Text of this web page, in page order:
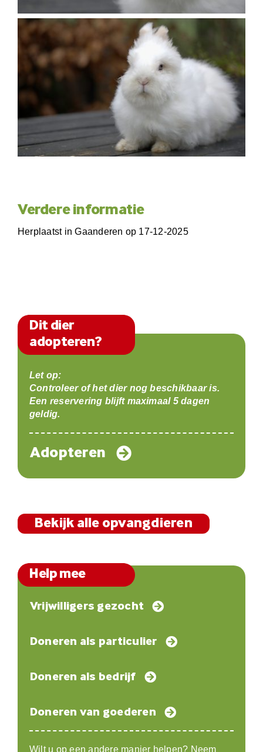
Verdere informatie
Herplaatst in Gaanderen op 17-12-2025
Dit dier
adopteren?
Let op:
Controleer of het dier nog beschikbaar is.
Een reservering blijft maximaal 5 dagen
geldig.
Adopteren
Bekijk alle opvangdieren
Help mee
Vrijwilligers gezocht
Doneren als particulier
Doneren als bedrijf
Doneren van goederen
Wilt u op een andere manier helpen? Neem